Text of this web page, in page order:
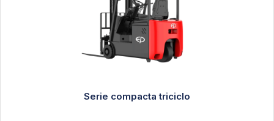
Serie compacta triciclo